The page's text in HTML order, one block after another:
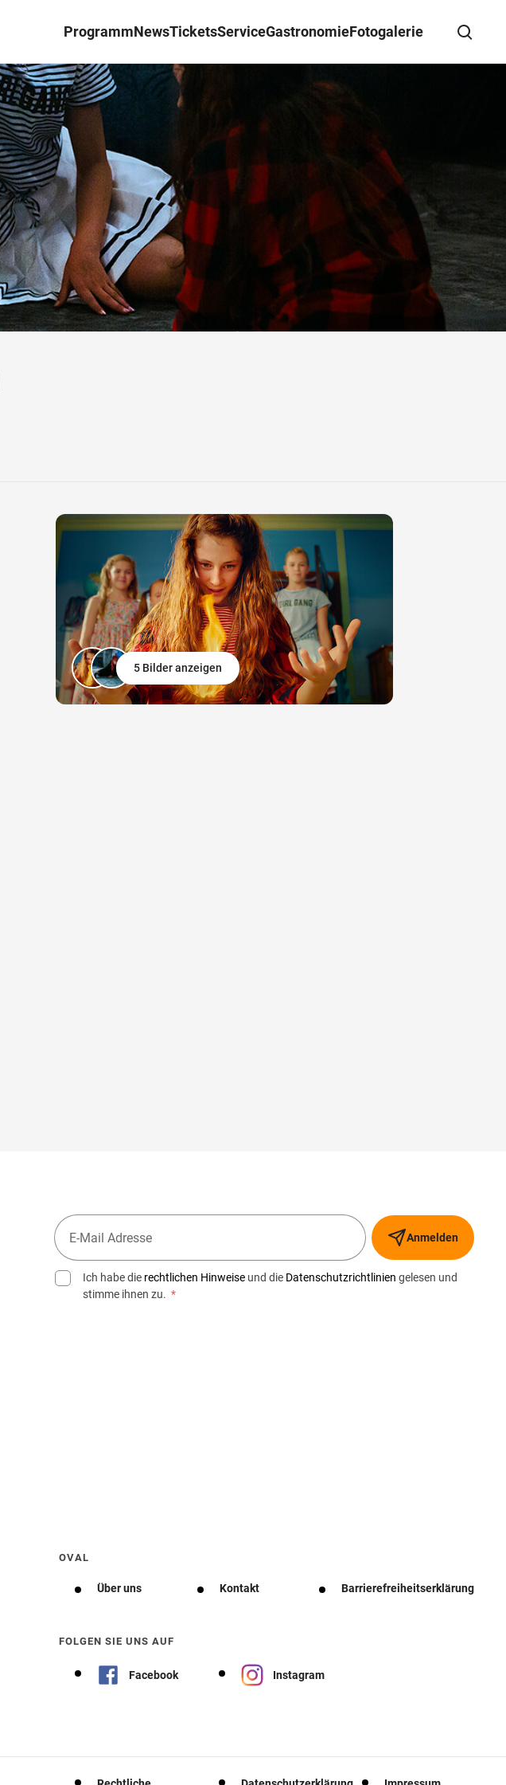
ProgrammNewsTicketsServiceGastronomieFotogalerie
Suche schließen
5 Bilder anzeigen
Anmelden
Ich habe die rechtlichen Hinweise und die Datenschutzrichtlinien gelesen und
stimme ihnen zu. *
OVAL
Über uns Kontakt Barrierefreiheitserklärung
FOLGEN SIE UNS AUF
Facebook Instagram